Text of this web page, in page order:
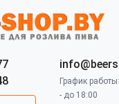
График
- до 18:00